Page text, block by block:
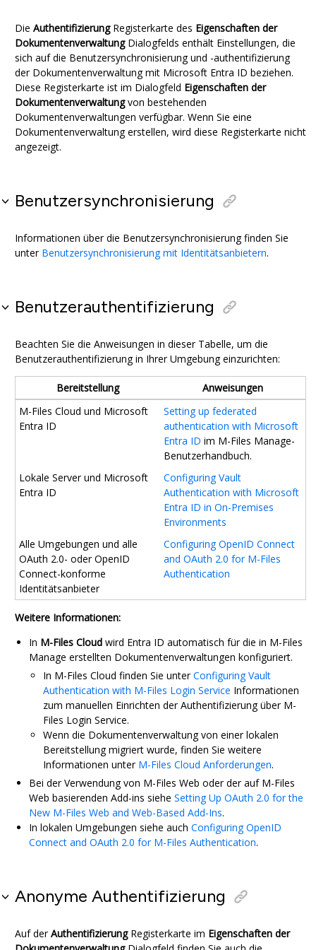
Die AuthentifizierungRegisterkarte des Eigenschaften der
DokumentenverwaltungDialogfelds enthält Einstellungen, die
sich auf die Benutzersynchronisierung und -authentifizierung
der Dokumentenverwaltung mit Microsoft Entra ID beziehen.
Diese Registerkarte ist im Dialogfeld Eigenschaften der
Dokumentenverwaltungvon bestehenden
Dokumentenverwaltungen verfügbar. Wenn Sie eine
Dokumentenverwaltung erstellen, wird diese Registerkarte nicht
angezeigt.
Benutzersynchronisierung
Informationen über die Benutzersynchronisierung finden Sie
unter Benutzersynchronisierung mit Identitätsanbietern.
Benutzerauthentifizierung
Beachten Sie die Anweisungen in dieser Tabelle, um die
Benutzerauthentifizierung in Ihrer Umgebung einzurichten:
Bereitstellung
Anweisungen
M-Files Cloud und Microsoft
Entra ID
Setting up federated
authentication with Microsoft
Entra ID im M-Files Manage-
Benutzerhandbuch.
Lokale Server und Microsoft
Entra ID
Configuring Vault
Authentication with Microsoft
Entra ID in On-Premises
Environments
Alle Umgebungen und alle
OAuth 2.0- oderOpenID
Connect-konforme
Identitätsanbieter
Configuring OpenID Connect
and OAuth 2.0 for M-Files
Authentication
Weitere Informationen:
In M-Files Cloud wird Entra ID automatisch für die in M-Files
Manage erstellten Dokumentenverwaltungen konfiguriert.
In M-Files Cloud finden Sie unterConfiguring Vault
Authentication with M-Files Login Service Informationen
zum manuellen Einrichten der Authentifizierung über M-
Files Login Service.
Wenn die Dokumentenverwaltung von einer lokalen
Bereitstellung migriert wurde, finden Sie weitere
Informationen unter M-Files Cloud Anforderungen.
Bei der Verwendung von M-Files Web oder der auf M-Files
Web basierenden Add-ins siehe Setting Up OAuth 2.0 for the
New M-Files Web and Web-Based Add-Ins.
In lokalen Umgebungen siehe auch Configuring OpenID
Connect and OAuth 2.0 for M-Files Authentication.
Anonyme Authentifizierung
Auf derAuthentifizierungRegisterkarte im Eigenschaften der